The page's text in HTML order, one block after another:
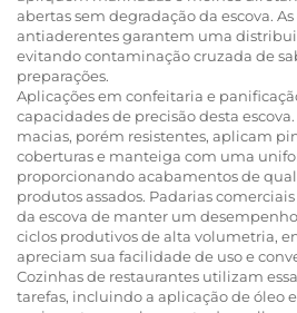
abertas sem degradação da escova.
antiaderentes garantem uma
evitando contaminação cruzada de
preparações.
Aplicações em confeitaria e
capacidades de precisão desta
macias, porém resistentes, aplicam
coberturas e manteiga com uma
proporcionando acabamentos de
produtos assados. Padarias
da escova de manter um
ciclos produtivos de alta volumetria,
apreciam sua facilidade de uso e
Cozinhas de restaurantes utilizam
tarefas, incluindo a aplicação de óleo